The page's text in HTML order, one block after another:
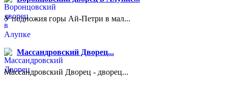
У подножия горы Ай-Петри в мал...
Массандровский Дворец...
Массандровский Дворец - дворец...